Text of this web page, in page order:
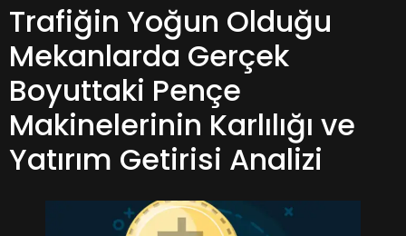
Trafiğin Yoğun Olduğu
Mekanlarda Gerçek
Boyuttaki Pençe
Makinelerinin Karlılığı ve
Yatırım Getirisi Analizi